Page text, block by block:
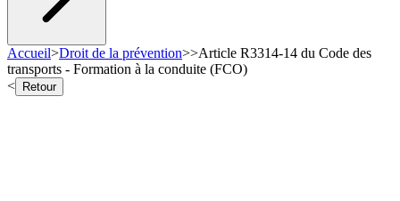
Accueil>Droit de la prévention>>Article R3314-14 du Code des
transports - Formation à la conduite (FCO)
<
Retour